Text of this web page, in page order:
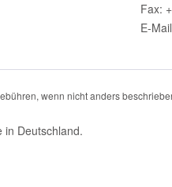
Fax:
E-
wenn nicht anders
in Deutschland.